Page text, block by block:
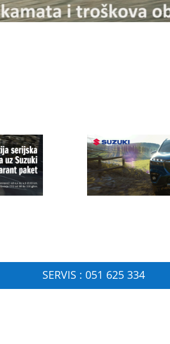
SERVIS : 051 625 334